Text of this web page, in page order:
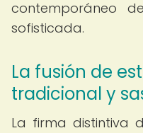
contemporáneo
sofisticada.
La fusión de
tradicional y
La firma distintiva